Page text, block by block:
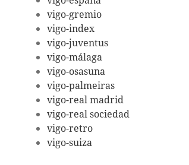
vigo-gremio
vigo-index
vigo-juventus
vigo-málaga
vigo-osasuna
vigo-palmeiras
vigo-real madrid
vigo-real sociedad
vigo-retro
vigo-suiza